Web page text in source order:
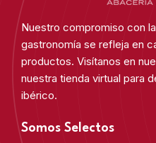
Nuestro compromiso con
gastronomía se refleja en
productos. Visítanos en
nuestra tienda virtual para
ibérico.
Somos Selectos